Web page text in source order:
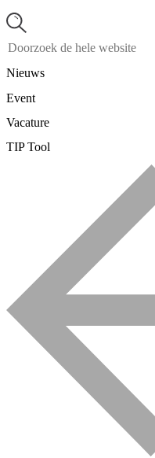
Nieuws
Event
Vacature
TIP Tool